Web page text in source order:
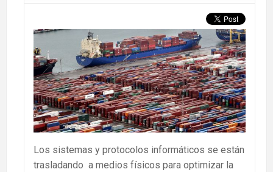
Los sistemas y protocolos informáticos se están
trasladando a medios físicos para optimizar la